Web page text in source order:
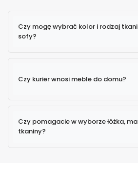
Czy mogę wybrać kolor i rodzaj
sofy?
Czy kurier wnosi meble do domu?
Czy pomagacie w wyborze łóżka,
tkaniny?